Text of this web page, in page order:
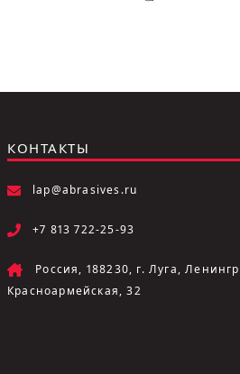
КОНТАКТЫ
lap@abrasives.ru
+7 813 722-25-93
Россия, 188230, г. Луга,
Красноармейская, 32